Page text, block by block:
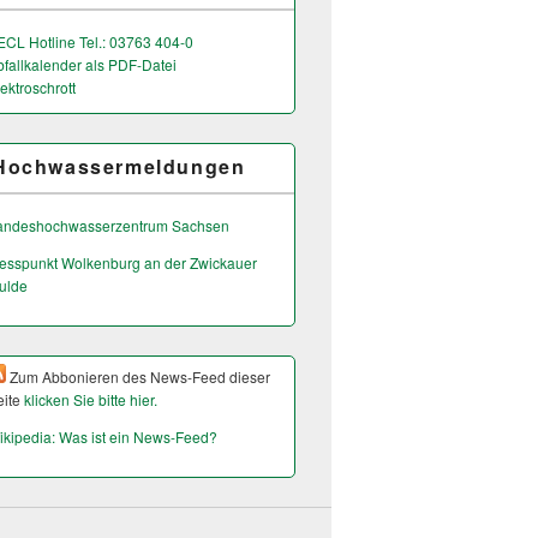
Hotline Tel.: 03763 404-0
als PDF-Datei
Sachsen
Wolkenburg an der Zwickauer
Zum Abbonieren des News-Feed dieser
klicken Sie bitte hier.
Was ist ein News-Feed?